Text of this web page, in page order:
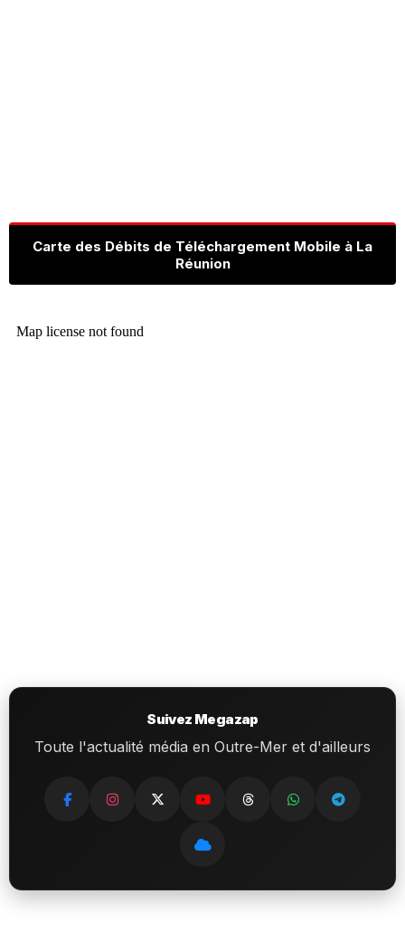
Carte des Débits de Téléchargement Mobile à La
Réunion
Suivez Megazap
Toute l'actualité média en Outre-Mer et d'ailleurs